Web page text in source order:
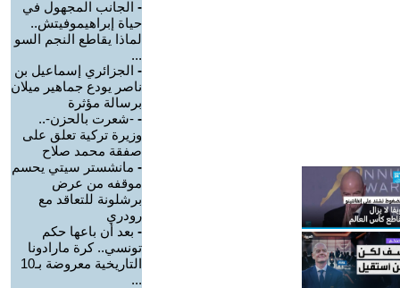
- الجانب المجهول في
حياة إبراهيموفيتش..
لماذا يقاطع النجم السو
...
- الجزائري إسماعيل بن
ناصر يودع جماهير ميلان
برسالة مؤثرة
- -شعرت بالحزن-..
وزيرة تركية تعلق على
صفقة محمد صلاح
- مانشستر سيتي يحسم
موقفه من عرض
برشلونة للتعاقد مع
رودري
- بعد أن باعها حكم
تونسي.. كرة مارادونا
التاريخية معروضة بـ10
...